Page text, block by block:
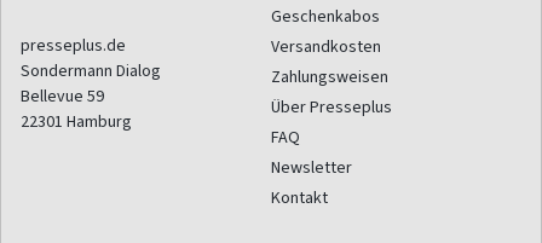
presseplus.de
Sondermann Dialog
Bellevue 59
22301 Hamburg
Geschenkabos
Versandkosten
Zahlungsweisen
Über Presseplus
FAQ
Newsletter
Kontakt